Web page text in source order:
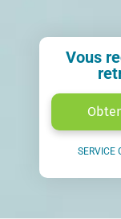
Vous
SERVICE